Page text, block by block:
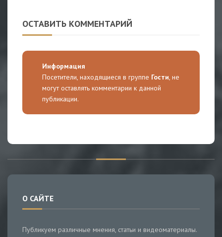
ОСТАВИТЬ КОММЕНТАРИЙ
Информация
Посетители, находящиеся в группе Гости, не
могут оставлять комментарии к данной
публикации.
О САЙТЕ
Публикуем различные мнения, статьи и видеоматериалы.